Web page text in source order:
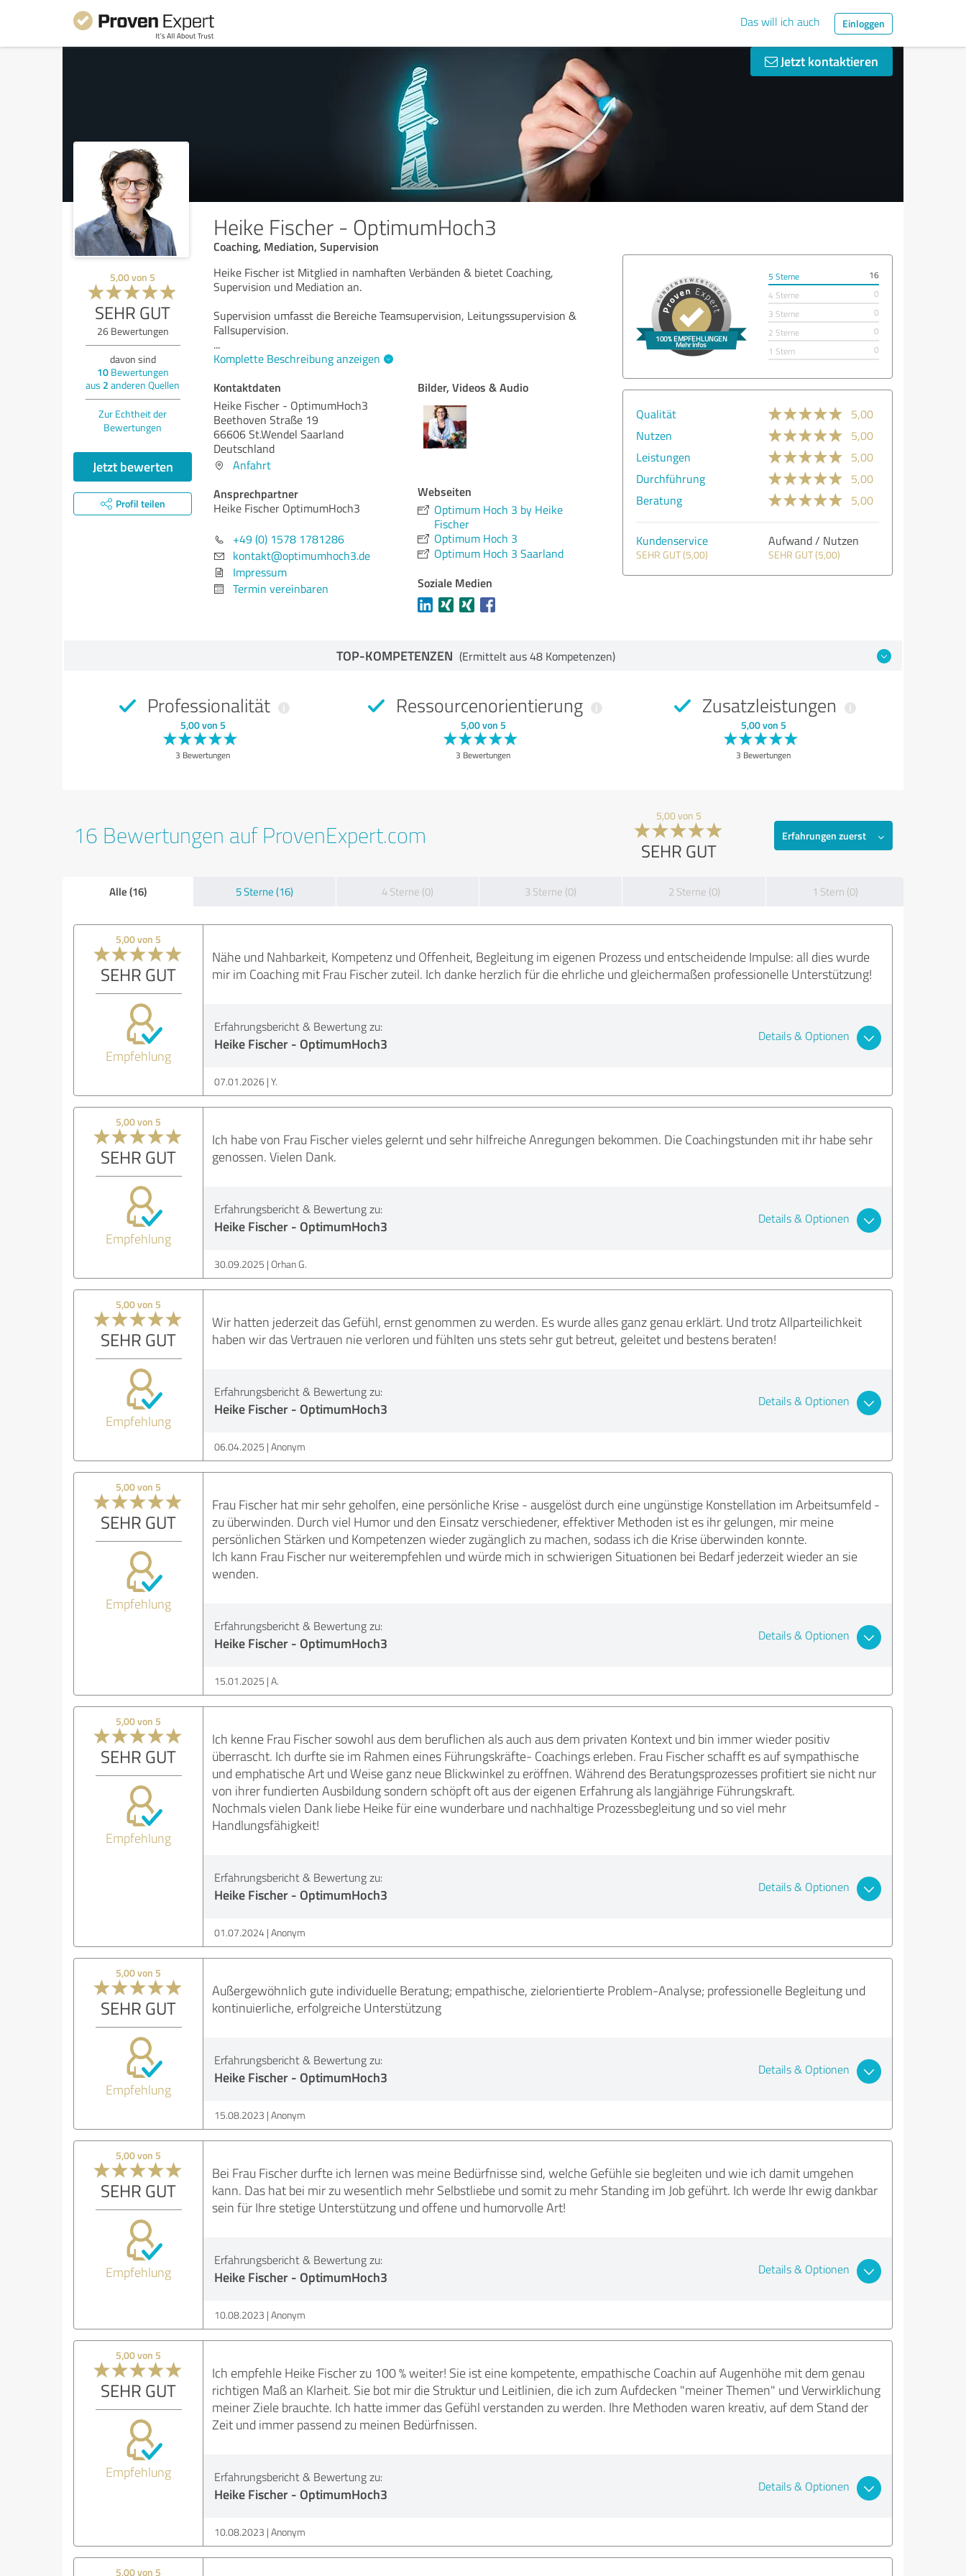
Das will ich auch Einloggen
Jetzt kontaktieren
Heike Fischer - OptimumHoch3
Coaching, Mediation, Supervision
5,00von 5
SEHR GUT
26Bewertungen
davon sind
10Bewertungen
aus 2 anderen Quellen
Zur Echtheit der
Bewertungen
Jetzt bewerten
Profil teilen
Heike Fischer ist Mitglied in namhaften Verbänden & bietet Coaching,
Supervision und Mediation an.
Supervision umfasst die Bereiche Teamsupervision, Leitungssupervision &
Fallsupervision.
...
Komplette Beschreibung anzeigen
Kontaktdaten
Heike Fischer - OptimumHoch3
Beethoven Straße 19
66606 St.Wendel Saarland
Deutschland
Anfahrt
Ansprechpartner
Heike Fischer OptimumHoch3
+49 (0) 1578 1781286
kontakt@optimumhoch3.de
Impressum
Termin vereinbaren
Bilder, Videos & Audio
Webseiten
Optimum Hoch 3 by Heike
Fischer
Optimum Hoch 3
Optimum Hoch 3 Saarland
Soziale Medien
5 Sterne
16
4 Sterne
0
3 Sterne
0
2 Sterne
0
1 Stern
0
Qualität
5,00
Nutzen
5,00
Leistungen
5,00
Durchführung
5,00
Beratung
5,00
Kundenservice
SEHR GUT (5,00)
Aufwand / Nutzen
SEHR GUT (5,00)
TOP-KOMPETENZEN (Ermittelt aus 48 Kompetenzen)
Professionalität
5,00 von 5
3 Bewertungen
Ressourcenorientierung
5,00 von 5
3 Bewertungen
Zusatzleistungen
5,00 von 5
3 Bewertungen
16 Bewertungen auf ProvenExpert.com
5,00 von 5
SEHR GUT
Erfahrungen zuerst
Alle (16) 5 Sterne (16) 4 Sterne (0) 3 Sterne (0) 2 Sterne (0) 1 Stern (0)
5,00 von 5
SEHR GUT
Empfehlung
Nähe und Nahbarkeit, Kompetenz und Offenheit, Begleitung im eigenen Prozess und entscheidende Impulse: all dies wurde
mir im Coaching mit Frau Fischer zuteil. Ich danke herzlich für die ehrliche und gleichermaßen professionelle Unterstützung!
Erfahrungsbericht & Bewertung zu:
Heike Fischer - OptimumHoch3 Details & Optionen
07.01.2026 Y.
5,00 von 5
SEHR GUT
Empfehlung
Ich habe von Frau Fischer vieles gelernt und sehr hilfreiche Anregungen bekommen. Die Coachingstunden mit ihr habe sehr
genossen. Vielen Dank.
Erfahrungsbericht & Bewertung zu:
Heike Fischer - OptimumHoch3 Details & Optionen
30.09.2025 Orhan G.
5,00 von 5
SEHR GUT
Empfehlung
Wir hatten jederzeit das Gefühl, ernst genommen zu werden. Es wurde alles ganz genau erklärt. Und trotz Allparteilichkeit
haben wir das Vertrauen nie verloren und fühlten uns stets sehr gut betreut, geleitet und bestens beraten!
Erfahrungsbericht & Bewertung zu:
Heike Fischer - OptimumHoch3 Details & Optionen
06.04.2025 Anonym
5,00 von 5
SEHR GUT
Empfehlung
Frau Fischer hat mir sehr geholfen, eine persönliche Krise - ausgelöst durch eine ungünstige Konstellation im Arbeitsumfeld -
zu überwinden. Durch viel Humor und den Einsatz verschiedener, effektiver Methoden ist es ihr gelungen, mir meine
persönlichen Stärken und Kompetenzen wieder zugänglich zu machen, sodass ich die Krise überwinden konnte.
Ich kann Frau Fischer nur weiterempfehlen und würde mich in schwierigen Situationen bei Bedarf jederzeit wieder an sie
wenden.
Erfahrungsbericht & Bewertung zu:
Heike Fischer - OptimumHoch3 Details & Optionen
15.01.2025 A.
5,00 von 5
SEHR GUT
Empfehlung
Ich kenne Frau Fischer sowohl aus dem beruflichen als auch aus dem privaten Kontext und bin immer wieder positiv
überrascht. Ich durfte sie im Rahmen eines Führungskräfte- Coachings erleben. Frau Fischer schafft es auf sympathische
und emphatische Art und Weise ganz neue Blickwinkel zu eröffnen. Während des Beratungsprozesses profitiert sie nicht nur
von ihrer fundierten Ausbildung sondern schöpft oft aus der eigenen Erfahrung als langjährige Führungskraft.
Nochmals vielen Dank liebe Heike für eine wunderbare und nachhaltige Prozessbegleitung und so viel mehr
Handlungsfähigkeit!
Erfahrungsbericht & Bewertung zu:
Heike Fischer - OptimumHoch3 Details & Optionen
01.07.2024 Anonym
5,00 von 5
SEHR GUT
Empfehlung
Außergewöhnlich gute individuelle Beratung; empathische, zielorientierte Problem-Analyse; professionelle Begleitung und
kontinuierliche, erfolgreiche Unterstützung
Erfahrungsbericht & Bewertung zu:
Heike Fischer - OptimumHoch3 Details & Optionen
15.08.2023 Anonym
5,00 von 5
SEHR GUT
Empfehlung
Bei Frau Fischer durfte ich lernen was meine Bedürfnisse sind, welche Gefühle sie begleiten und wie ich damit umgehen
kann. Das hat bei mir zu wesentlich mehr Selbstliebe und somit zu mehr Standing im Job geführt. Ich werde Ihr ewig dankbar
sein für Ihre stetige Unterstützung und offene und humorvolle Art!
Erfahrungsbericht & Bewertung zu:
Heike Fischer - OptimumHoch3 Details & Optionen
10.08.2023 Anonym
5,00 von 5
SEHR GUT
Empfehlung
Ich empfehle Heike Fischer zu 100 % weiter! Sie ist eine kompetente, empathische Coachin auf Augenhöhe mit dem genau
richtigen Maß an Klarheit. Sie bot mir die Struktur und Leitlinien, die ich zum Aufdecken "meiner Themen" und Verwirklichung
meiner Ziele brauchte. Ich hatte immer das Gefühl verstanden zu werden. Ihre Methoden waren kreativ, auf dem Stand der
Zeit und immer passend zu meinen Bedürfnissen.
Erfahrungsbericht & Bewertung zu:
Heike Fischer - OptimumHoch3 Details & Optionen
10.08.2023 Anonym
5,00 von 5